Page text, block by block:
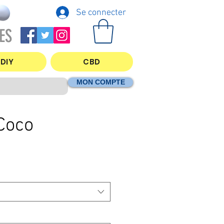
Se connecter
DIY CBD
MON COMPTE